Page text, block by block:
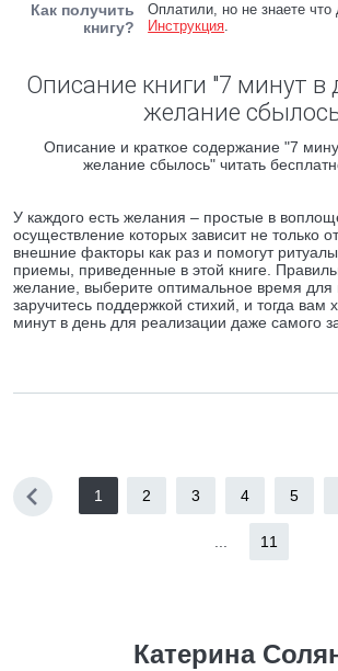
Как получить
книгу?
Оплатили, но не знаете
Инструкция.
Описание книги "7 минут в
желание
Описание и краткое содержание "7
желание сбылось" читать
У каждого есть желания – простые в
осуществление которых зависит не только
внешние факторы как раз и помогут
приемы, приведенные в этой книге.
желание, выберите оптимальное время для
заручитесь поддержкой стихий, и тогда вам
минут в день для реализации даже самого
1 2 3 4 5
11
Катерина